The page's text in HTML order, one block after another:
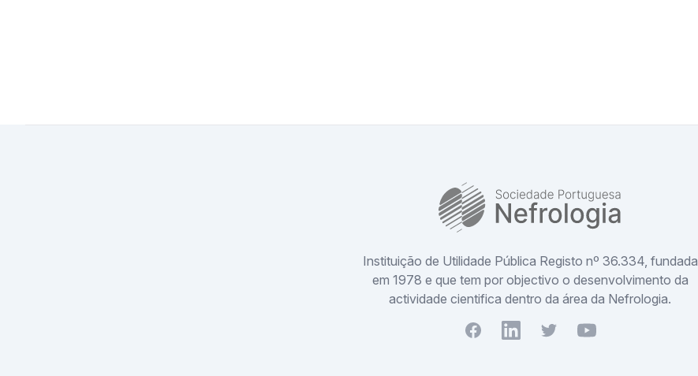
Instituição de Utilidade Pública Registo nº 36.334, fundada
em 1978 e que tem por objectivo o desenvolvimento da
actividade cientifica dentro da área da Nefrologia.
FacebookYoutubeTwitterYoutube